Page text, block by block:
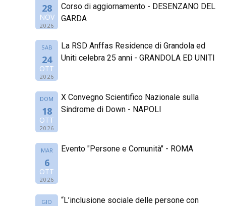
28
NOV
2026
Corso di aggiornamento - DESENZANO DEL
GARDA
SAB
24
OTT
2026
La RSD Anffas Residence di Grandola ed
Uniti celebra 25 anni - GRANDOLA ED UNITI
DOM
18
OTT
2026
X Convegno Scientifico Nazionale sulla
Sindrome di Down - NAPOLI
MAR
6
OTT
2026
Evento "Persone e Comunità" - ROMA
GIO
“L’inclusione sociale delle persone con